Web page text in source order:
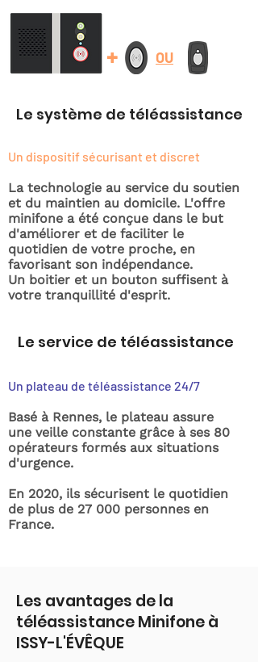
+ OU
Le système de téléassistance
Un dispositif sécurisant et discret
La technologie au service du soutien
et du maintien au domicile. L'offre
minifone a été conçue dans le but
d'améliorer et de faciliter le
quotidien de votre proche, en
favorisant son indépendance.
Un boitier et un bouton suffisent à
votre tranquillité d'esprit.
Le service de téléassistance
Un plateau de téléassistance 24/7
Basé à Rennes, le plateau assure
une veille constante grâce à ses 80
opérateurs formés aux situations
d'urgence.
En 2020, ils sécurisent le quotidien
de plus de 27 000 personnes en
France.
Les avantages de la
téléassistance Minifone à
ISSY-L'ÉVÊQUE